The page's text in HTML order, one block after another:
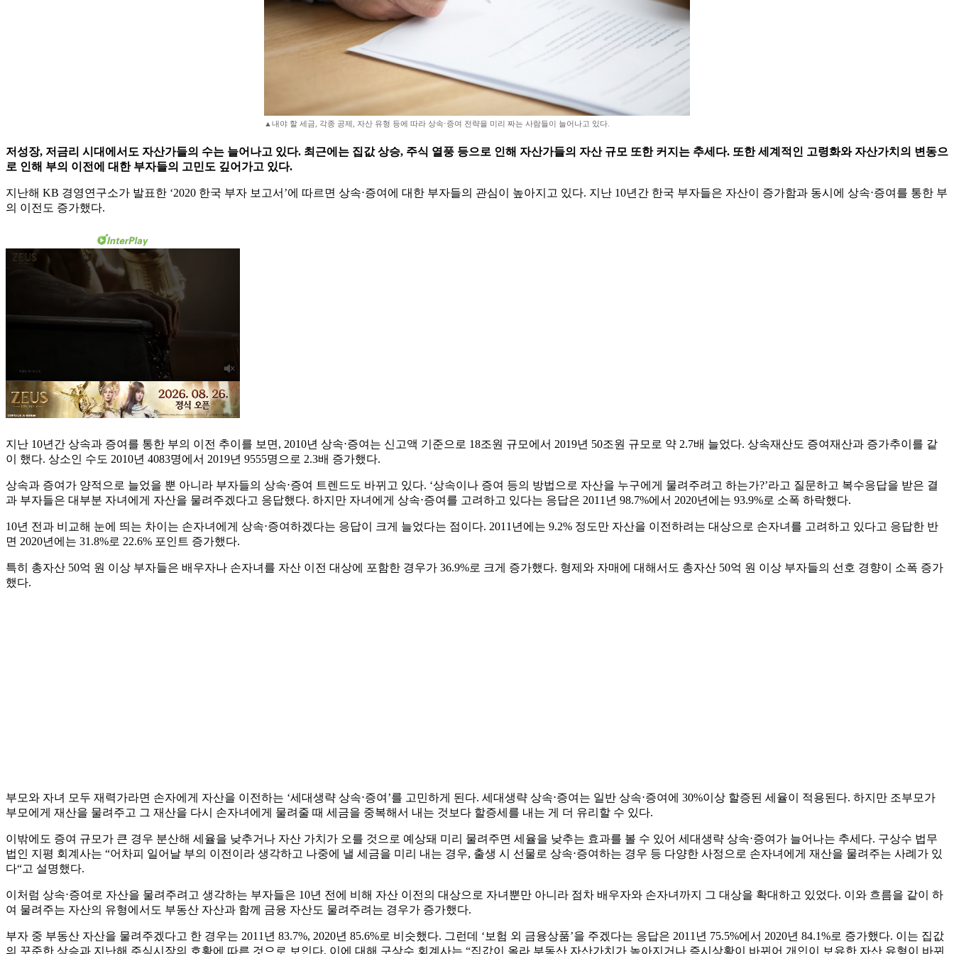
▲내야 할 세금, 각종 공제, 자산 유형 등에 따라 상속⋅증여 전략을 미리 짜는 사람들이 늘어나고 있다.
저성장, 저금리 시대에서도 자산가들의 수는 늘어나고 있다. 최근에는 집값 상승, 주식 열풍 등으로 인해 자산가들의 자산 규모 또한 커지는 추세다. 또한 세계적인 고령화와 자산가치의 변동으
로 인해 부의 이전에 대한 부자들의 고민도 깊어가고 있다.
지난해 KB 경영연구소가 발표한 ‘2020 한국 부자 보고서’에 따르면 상속⋅증여에 대한 부자들의 관심이 높아지고 있다. 지난 10년간 한국 부자들은 자산이 증가함과 동시에 상속⋅증여를 통한 부
의 이전도 증가했다.
지난 10년간 상속과 증여를 통한 부의 이전 추이를 보면, 2010년 상속⋅증여는 신고액 기준으로 18조원 규모에서 2019년 50조원 규모로 약 2.7배 늘었다. 상속재산도 증여재산과 증가추이를 같
이 했다. 상소인 수도 2010년 4083명에서 2019년 9555명으로 2.3배 증가했다.
상속과 증여가 양적으로 늘었을 뿐 아니라 부자들의 상속⋅증여 트렌드도 바뀌고 있다. ‘상속이나 증여 등의 방법으로 자산을 누구에게 물려주려고 하는가?’라고 질문하고 복수응답을 받은 결
과 부자들은 대부분 자녀에게 자산을 물려주겠다고 응답했다. 하지만 자녀에게 상속⋅증여를 고려하고 있다는 응답은 2011년 98.7%에서 2020년에는 93.9%로 소폭 하락했다.
10년 전과 비교해 눈에 띄는 차이는 손자녀에게 상속⋅증여하겠다는 응답이 크게 늘었다는 점이다. 2011년에는 9.2% 정도만 자산을 이전하려는 대상으로 손자녀를 고려하고 있다고 응답한 반
면 2020년에는 31.8%로 22.6% 포인트 증가했다.
특히 총자산 50억 원 이상 부자들은 배우자나 손자녀를 자산 이전 대상에 포함한 경우가 36.9%로 크게 증가했다. 형제와 자매에 대해서도 총자산 50억 원 이상 부자들의 선호 경향이 소폭 증가
했다.
부모와 자녀 모두 재력가라면 손자에게 자산을 이전하는 ‘세대생략 상속⋅증여’를 고민하게 된다. 세대생략 상속⋅증여는 일반 상속⋅증여에 30%이상 할증된 세율이 적용된다. 하지만 조부모가
부모에게 재산을 물려주고 그 재산을 다시 손자녀에게 물려줄 때 세금을 중복해서 내는 것보다 할증세를 내는 게 더 유리할 수 있다.
이밖에도 증여 규모가 큰 경우 분산해 세율을 낮추거나 자산 가치가 오를 것으로 예상돼 미리 물려주면 세율을 낮추는 효과를 볼 수 있어 세대생략 상속⋅증여가 늘어나는 추세다. 구상수 법무
법인 지평 회계사는 “어차피 일어날 부의 이전이라 생각하고 나중에 낼 세금을 미리 내는 경우, 출생 시 선물로 상속⋅증여하는 경우 등 다양한 사정으로 손자녀에게 재산을 물려주는 사례가 있
다“고 설명했다.
이처럼 상속⋅증여로 자산을 물려주려고 생각하는 부자들은 10년 전에 비해 자산 이전의 대상으로 자녀뿐만 아니라 점차 배우자와 손자녀까지 그 대상을 확대하고 있었다. 이와 흐름을 같이 하
여 물려주는 자산의 유형에서도 부동산 자산과 함께 금융 자산도 물려주려는 경우가 증가했다.
부자 중 부동산 자산을 물려주겠다고 한 경우는 2011년 83.7%, 2020년 85.6%로 비슷했다. 그런데 ‘보험 외 금융상품’을 주겠다는 응답은 2011년 75.5%에서 2020년 84.1%로 증가했다. 이는 집값
의 꾸준한 상승과 지난해 주식시장의 호황에 따른 것으로 보인다. 이에 대해 구상수 회계사는 “집값이 올라 부동산 자산가치가 높아지거나 증시상황이 바뀌어 개인이 보유한 자산 유형이 바뀌